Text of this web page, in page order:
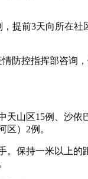
提前3天向所在
防控指挥部咨询
山区15例、沙
）2例。
保持一米以上